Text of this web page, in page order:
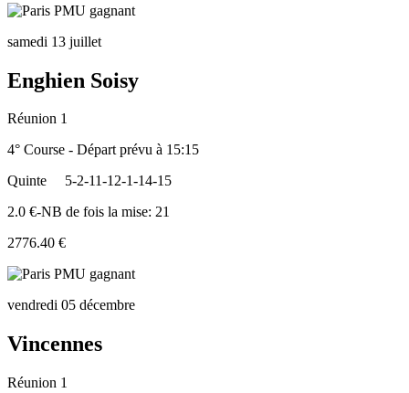
samedi 13 juillet
Enghien Soisy
Réunion 1
4° Course - Départ prévu à 15:15
Quinte
5-2-11-12-1-14-15
2.0 €-NB de fois la mise: 21
2776.40 €
vendredi 05 décembre
Vincennes
Réunion 1